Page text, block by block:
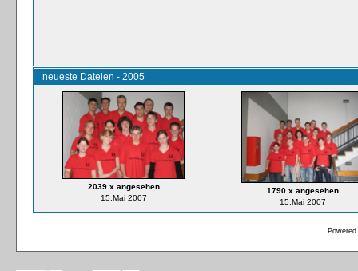
neueste Dateien - 2005
2039 x angesehen
15.Mai 2007
1790 x angesehen
15.Mai 2007